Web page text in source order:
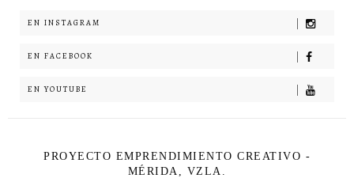
EN INSTAGRAM
EN FACEBOOK
EN YOUTUBE
PROYECTO EMPRENDIMIENTO CREATIVO -
MÉRIDA, VZLA.